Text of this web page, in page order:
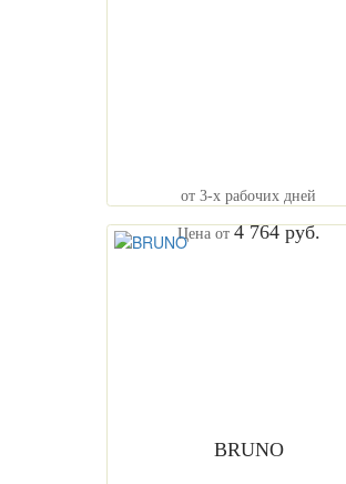
от 3-х рабочих дней
Цена от 4 764 руб.
BRUNO